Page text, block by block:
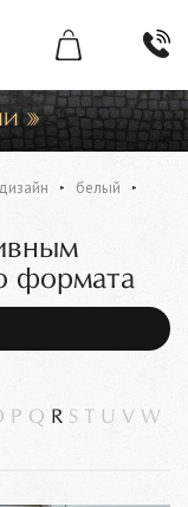
белый
формата
P Q R S U V W